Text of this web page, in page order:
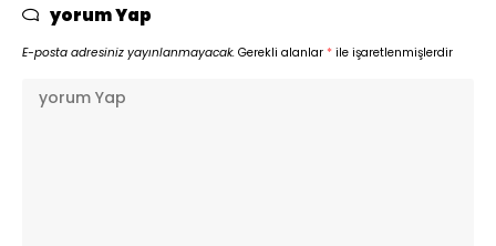
yorum Yap
E-posta adresiniz yayınlanmayacak. Gerekli alanlar * ile işaretlenmişlerdir